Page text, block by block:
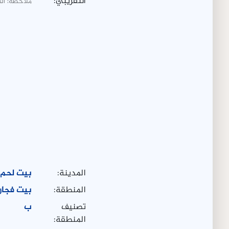
المدينة:
بيت لحم
المنطقة:
بيت
تصنيف
المنطقة:
ب